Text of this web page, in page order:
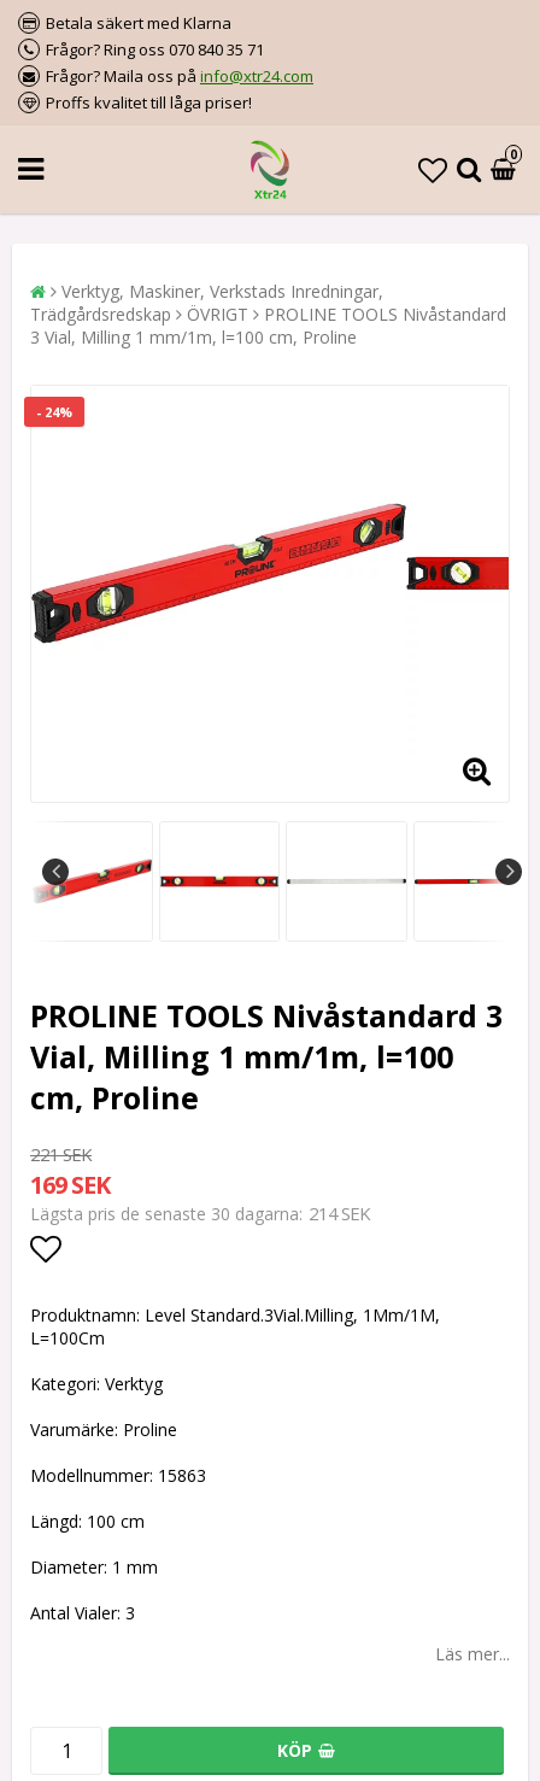
Betala säkert med Klarna
Frågor? Ring oss 070 840 35 71
Frågor? Maila oss på info@xtr24.com
Proffs kvalitet till låga priser!
0
Verktyg, Maskiner, Verkstads Inredningar,
Trädgårdsredskap
ÖVRIGT
PROLINE TOOLS Nivåstandard
3 Vial, Milling 1 mm/1m, l=100 cm, Proline
- 24%
PROLINE TOOLS Nivåstandard 3
Vial, Milling 1 mm/1m, l=100
cm, Proline
221 SEK
169 SEK
Lägsta pris de senaste 30 dagarna 214 SEK
Lägg till i favoritlistan
Produktnamn: Level Standard.3Vial.Milling, 1Mm/1M,
L=100Cm
Kategori: Verktyg
Varumärke: Proline
Modellnummer: 15863
Längd: 100 cm
Diameter: 1 mm
Antal Vialer: 3
Läs mer...
KÖP